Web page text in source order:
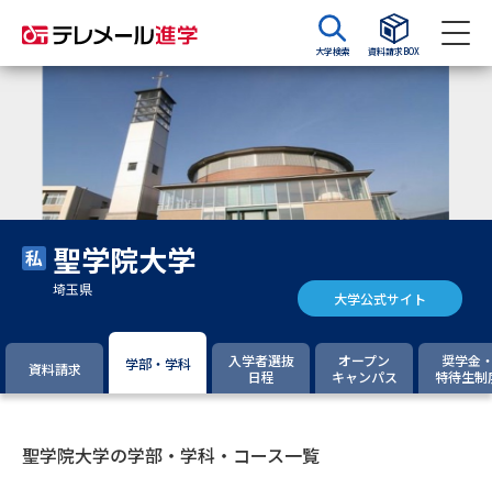
大学検索 資料請求BOX
資料請求
大学・短大の資料種類から請求
大学パンフ
大学入学共通テスト利用選抜の
過去問題集
聖学院大学
埼玉県 大学公式サイト
資料請求 学部・学科
入学者選抜
日程
オープン
キャンパス
奨学金
特待生制
聖学院大学の学部・学科・コース一覧